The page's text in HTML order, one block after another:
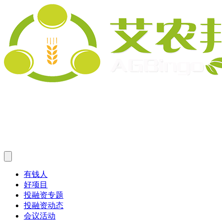
有钱人
好项目
投融资专题
投融资动态
会议活动